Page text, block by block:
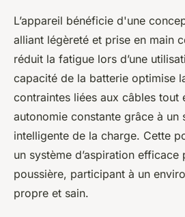
L’appareil bénéficie d'une
alliant légèreté et prise en main
réduit la fatigue lors d’une
capacité de la batterie optimise
contraintes liées aux câbles tout
autonomie constante grâce à un
intelligente de la charge. Cette
un système d’aspiration efficace
poussière, participant à un
propre et sain.